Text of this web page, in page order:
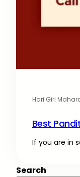
Hari Giri
Best
If you are in
Search